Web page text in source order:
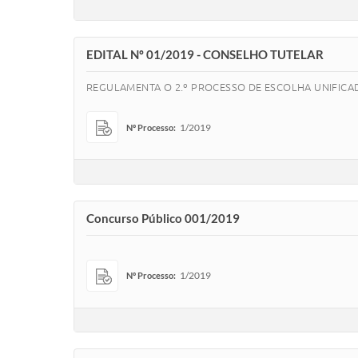
EDITAL Nº 01/2019 - CONSELHO TUTELAR
REGULAMENTA O 2.º PROCESSO DE ESCOLHA
Nº Processo: 1/2019
Concurso Público 001/2019
Nº Processo: 1/2019